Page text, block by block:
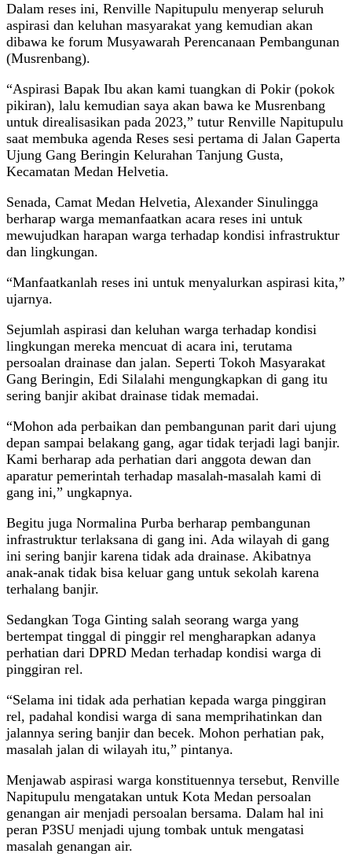
Dalam reses ini, Renville Napitupulu menyerap seluruh
aspirasi dan keluhan masyarakat yang kemudian akan
dibawa ke forum Musyawarah Perencanaan Pembangunan
(Musrenbang).
“Aspirasi Bapak Ibu akan kami tuangkan di Pokir (pokok
pikiran), lalu kemudian saya akan bawa ke Musrenbang
untuk direalisasikan pada 2023,” tutur Renville Napitupulu
saat membuka agenda Reses sesi pertama di Jalan Gaperta
Ujung Gang Beringin Kelurahan Tanjung Gusta,
Kecamatan Medan Helvetia.
Senada, Camat Medan Helvetia, Alexander Sinulingga
berharap warga memanfaatkan acara reses ini untuk
mewujudkan harapan warga terhadap kondisi infrastruktur
dan lingkungan.
“Manfaatkanlah reses ini untuk menyalurkan aspirasi kita,”
ujarnya.
Sejumlah aspirasi dan keluhan warga terhadap kondisi
lingkungan mereka mencuat di acara ini, terutama
persoalan drainase dan jalan. Seperti Tokoh Masyarakat
Gang Beringin, Edi Silalahi mengungkapkan di gang itu
sering banjir akibat drainase tidak memadai.
“Mohon ada perbaikan dan pembangunan parit dari ujung
depan sampai belakang gang, agar tidak terjadi lagi banjir.
Kami berharap ada perhatian dari anggota dewan dan
aparatur pemerintah terhadap masalah-masalah kami di
gang ini,” ungkapnya.
Begitu juga Normalina Purba berharap pembangunan
infrastruktur terlaksana di gang ini. Ada wilayah di gang
ini sering banjir karena tidak ada drainase. Akibatnya
anak-anak tidak bisa keluar gang untuk sekolah karena
terhalang banjir.
Sedangkan Toga Ginting salah seorang warga yang
bertempat tinggal di pinggir rel mengharapkan adanya
perhatian dari DPRD Medan terhadap kondisi warga di
pinggiran rel.
“Selama ini tidak ada perhatian kepada warga pinggiran
rel, padahal kondisi warga di sana memprihatinkan dan
jalannya sering banjir dan becek. Mohon perhatian pak,
masalah jalan di wilayah itu,” pintanya.
Menjawab aspirasi warga konstituennya tersebut, Renville
Napitupulu mengatakan untuk Kota Medan persoalan
genangan air menjadi persoalan bersama. Dalam hal ini
peran P3SU menjadi ujung tombak untuk mengatasi
masalah genangan air.